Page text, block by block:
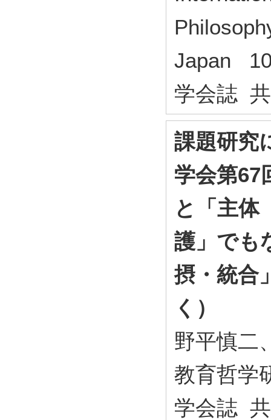
Japan
学会誌
課題研究
学会第67
と「主
護」でも
摂・統合
く）
野平慎二
教育哲
学会誌